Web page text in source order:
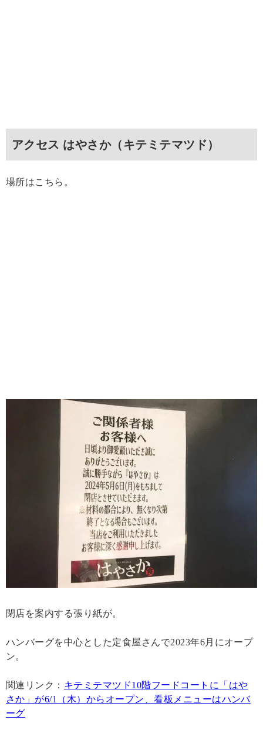
アクセス はやさか（キテミテマツド）
場所はこちら。
閉店を案内する張り紙が。
ハンバーグを中心とした定食屋さんで2023年6月にオープ
ン。
関連リンク： キテミテマツド10階フードコートに「はや
さか」が6/1（木）からオープン、看板メニューはハンバ
ーグ